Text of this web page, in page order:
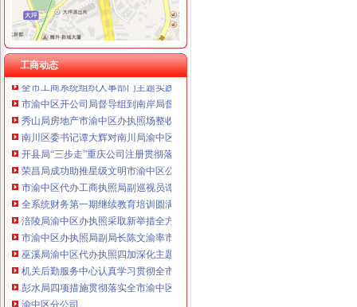
工商动态
大足县委副书记陈中举到工商局调研“效率革”渝中区公司注销工作
潼南局渝中区公司注销大力发展农村经纪人架起农民致富金桥
沙坪坝局四举措努力实现高危行业“零问责”重庆公司注册
九龙坡局渝中区代办营业执照西彭所成功化解啤酒购销群体矛盾纠纷
全市工商系统组织人事部门主题实践活动“三基一化”渝中区代办工商执照建设
市渝中区开公司局督导组到南岸局督导检查工作
秀山局房地产市渝中区办执照场整收到五方面成效
南川区委书记谭大辉对南川局渝中区代办公司工作提出四点希望
开县局“三步走”重庆公司注册贯彻落实全市工商局长会议精
荣昌局成功助推星级文明市渝中区公司注册场创建工作
市渝中区代办工商执照局副巡视员谭世贤一行检查指导云局工作
全系统财务第一期继续教育培训圆满完成
涪陵局渝中区办执照采取新举措全方位加执法监督
市渝中区办执照局副局长陈文渝率市检查组督查大足县灾后疫防控工作
巫溪局渝中区代办执照四加深化主题实践活动
机关后勤服务中心认真学习贯彻全市渝中区代办执照工商局长会议精
彭水局四项措施贯彻落实全市渝中区工商登记工商局长会议精
渝中区分公司